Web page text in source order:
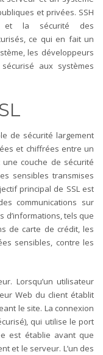
et privées. SSH
et la sécurité des
ce qui en fait un
les développeurs
aux systèmes
de sécurité largement
et chiffrées entre un
couche de sécurité
sensibles transmises
principal de SSL est
communications sur
d’informations, tels que
de carte de crédit, les
sensibles, contre les
Lorsqu’un utilisateur
Web du client établit
le site. La connexion
qui utilise le port
est établie avant que
et le serveur. L’un des